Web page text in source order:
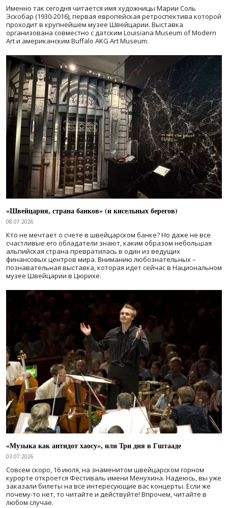
Именно так сегодня читается имя художницы Марии Соль
Эскобар (1930-2016), первая европейская ретроспектива которой
проходит в крупнейшем музее Швейцарии. Выставка
организована совместно с датским Louisiana Museum of Modern
Art и американским Buffalo AKG Art Museum.
«Швейцария, страна банков» (и кисельных берегов)
08.07.2026
Кто не мечтает о счете в швейцарском банке? Но даже не все
счастливые его обладатели знают, каким образом небольшая
альпийская страна превратилась в один из ведущих
финансовых центров мира. Вниманию любознательных –
познавательная выставка, которая идет сейчас в Национальном
музее Швейцарии в Цюрихе.
«Музыка как антидот хаосу», или Три дня в Гштааде
03.07.2026
Совсем скоро, 16 июля, на знаменитом швейцарском горном
курорте откроется Фестиваль имени Менухина. Надеюсь, вы уже
заказали билеты на все интересующие вас концерты. Если же
почему-то нет, то читайте и действуйте! Впрочем, читайте в
любом случае.